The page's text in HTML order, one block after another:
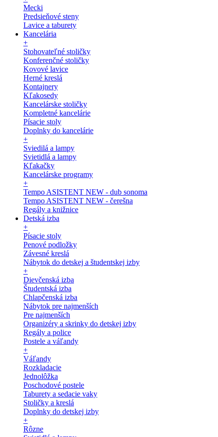
Mecki
Predsieňové steny
Lavice a taburety
Kancelária
+
Stohovateľné stoličky
Konferenčné stoličky
Kovové lavice
Herné kreslá
Kontajnery
Kľakosedy
Kancelárske stoličky
Kompletné kancelárie
Písacie stoly
Doplnky do kancelárie
+
Sviedilá a lampy
Svietidlá a lampy
Kľakačky
Kancelárske programy
+
Tempo ASISTENT NEW - dub sonoma
Tempo ASISTENT NEW - čerešna
Regály a knižnice
Detská izba
+
Písacie stoly
Penové podložky
Závesné kreslá
Nábytok do detskej a študentskej izby
+
Dievčenská izba
Študentská izba
Chlapčenská izba
Nábytok pre najmenších
Pre najmenších
Organizéry a skrinky do detskej izby
Regály a police
Postele a váľandy
+
Váľandy
Rozkladacie
Jednolôžka
Poschodové postele
Taburety a sedacie vaky
Stoličky a kreslá
Doplnky do detskej izby
+
Rôzne